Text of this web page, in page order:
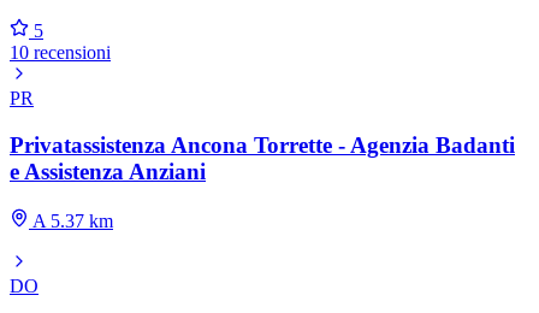
5
10 recensioni
PR
Privatassistenza Ancona Torrette - Agenzia Badanti
e Assistenza Anziani
A 5.37 km
DO